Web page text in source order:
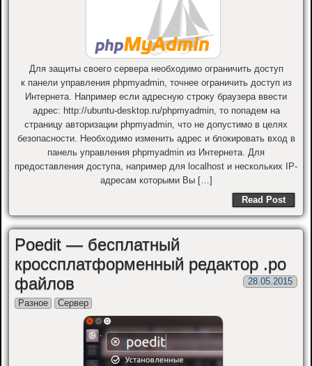
Для защиты своего сервера необходимо ограничить доступ
к панели управления phpmyadmin, точнее ограничить доступ из
Интернета. Например если адресную строку браузера ввести
адрес: http://ubuntu-desktop.ru/phpmyadmin, то попадем на
страницу авторизации phpmyadmin, что не допустимо в целях
безопасности. Необходимо изменить адрес и блокировать вход в
панель управления phpmyadmin из Интернета. Для
предоставления доступа, например для localhost и нескольких IP-
адресам которыми Вы […]
Read Post
Poedit — бесплатный
кроссплатформенный редактор .po
файлов
28.05.2015
Разное Сервер